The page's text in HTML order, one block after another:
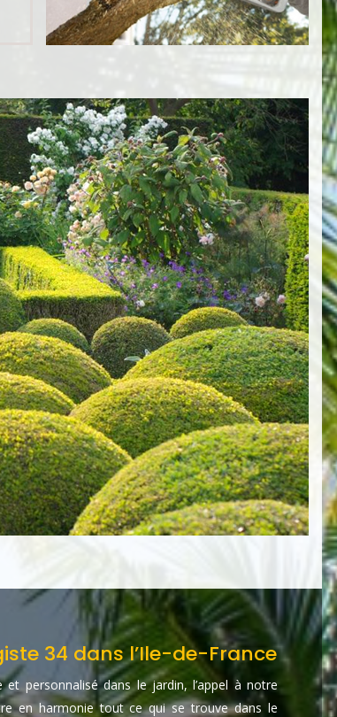
34 dans l’Ile-de-France
personnalisé dans le jardin, l’appel à notre
en harmonie tout ce qui se trouve dans le